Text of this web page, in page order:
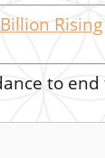
Rising
to